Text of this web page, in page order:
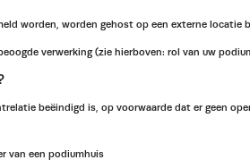
worden, worden gehost op een externe
verwerking (zie hierboven: rol van uw
beëindigd is, op voorwaarde dat er geen
van een podiumhuis